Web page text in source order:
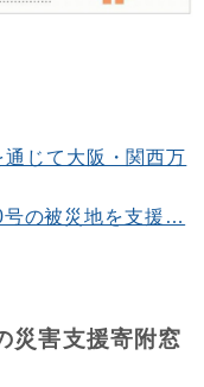
じて大阪・関西万
号の被災地を支援…
災害支援寄附窓